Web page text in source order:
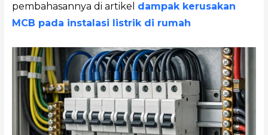
pembahasannya di artikel dampak kerusakan
MCB pada instalasi listrik di rumah